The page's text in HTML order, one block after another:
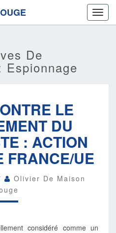
De
Espionnage
CONTRE
LE
FINANCEMENT
DU
TERRORISTE
ACTION
CONJOINTE
FRANCE/UE
LE
DU
: ACTION
FRANCE/UE
Olivier De Maison
considéré comme un